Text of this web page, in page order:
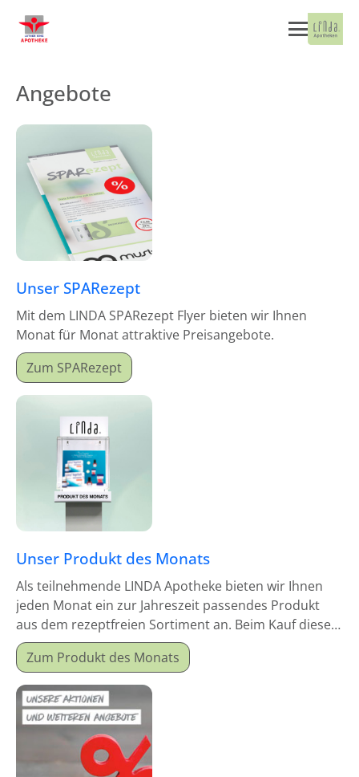
Angebote
Unser SPARezept
Mit dem LINDA SPARezept Flyer bieten wir Ihnen
Monat für Monat attraktive Preisangebote.
Zum SPARezept
Unser Produkt des Monats
Als teilnehmende LINDA Apotheke bieten wir Ihnen
jeden Monat ein zur Jahreszeit passendes Produkt
aus dem rezeptfreien Sortiment an. Beim Kauf dieses
Monatsproduktes erhalten Sie einen Mitgabeartikel
gratis dazu.
Zum Produkt des Monats